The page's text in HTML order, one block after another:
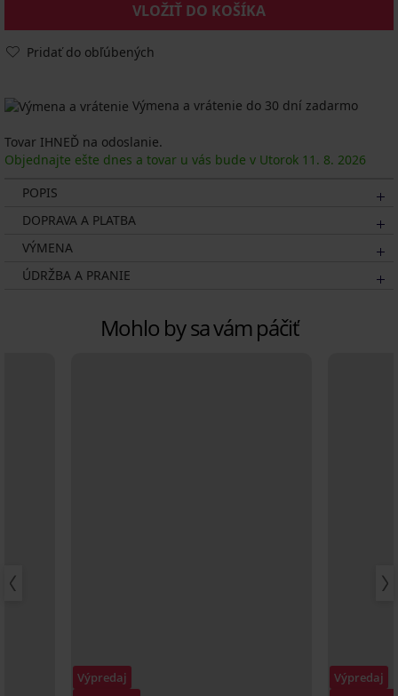
VLOŽIŤ DO KOŠÍKA
Pridať do obľúbených
Výmena a vrátenie do 30 dní zadarmo
Tovar IHNEĎ na odoslanie.
Objednajte ešte dnes a tovar u vás bude v Utorok 11. 8. 2026
POPIS
DOPRAVA A PLATBA
VÝMENA
ÚDRŽBA A PRANIE
Mohlo by sa vám páčiť
Výpredaj
Výpredaj